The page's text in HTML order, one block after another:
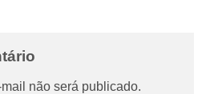
não será publicado.